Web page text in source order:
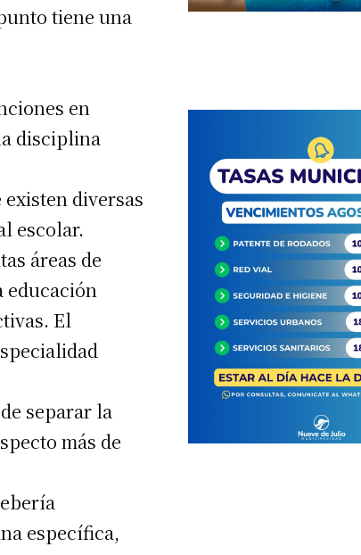
* Requerido
tiene una
en
disciplina
diversas
escolar.
áreas de
educación
El
separar la
más de
específica,